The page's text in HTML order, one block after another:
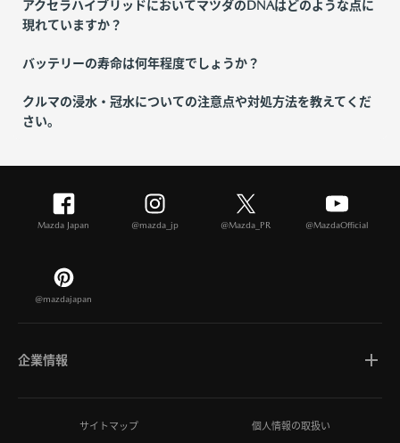
アクセラハイブリッドにおいてマツダのDNAはどのような点に
現れていますか？
バッテリーの寿命は何年程度でしょうか？
クルマの浸水・冠水についての注意点や対処方法を教えてくだ
さい。
Mazda Japan @mazda_jp @Mazda_PR @MazdaOfficial
@mazdajapan
企業情報
マツダについてサイトマップ 個人情報の取扱い